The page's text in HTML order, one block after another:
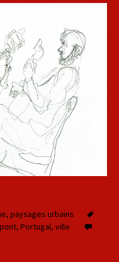
, paysages urbains
pont, Portugal, ville